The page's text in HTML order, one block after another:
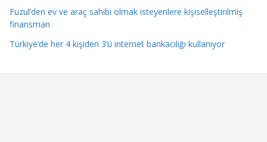
Fuzul’den ev ve araç sahibi olmak isteyenlere kişiselleştirilmiş
finansman
Türkiye’de her 4 kişiden 3’ü internet bankacılığı kullanıyor